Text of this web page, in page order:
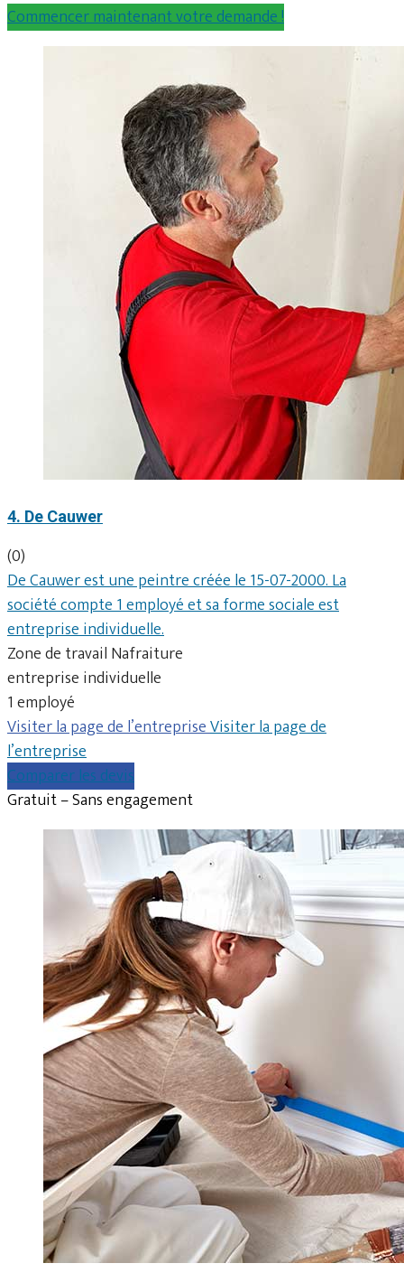
Commencer maintenant votre demande !
4. De Cauwer
(0)
De Cauwer est une peintre créée le 15-07-2000. La
société compte 1 employé et sa forme sociale est
entreprise individuelle.
Zone de travail Nafraiture
entreprise individuelle
1 employé
Visiter la page de l’entrepriseVisiter la page de
l’entreprise
Comparer les devis
Gratuit – Sans engagement